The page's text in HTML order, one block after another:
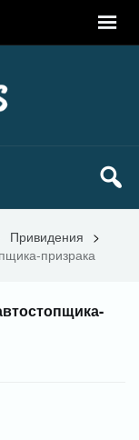
Привидения >
призрака